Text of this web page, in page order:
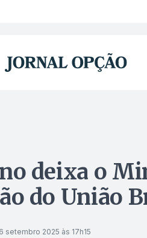
deixa o
do União
setembro 2025 às 17h15